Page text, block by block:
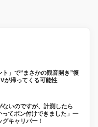
」で“まさかの観音開き”復
が帰ってくる可能性
ないのですが、計測したら
てポン付けできました」一
キャリパー！